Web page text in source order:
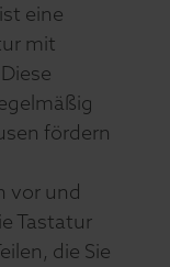
eine
mit
fördern
vor und
Tastatur
die Sie